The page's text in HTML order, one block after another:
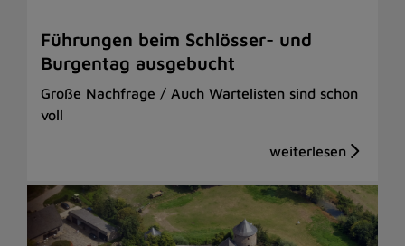
Führungen beim Schlösser- und
Burgentag ausgebucht
Große Nachfrage / Auch Wartelisten sind schon
voll